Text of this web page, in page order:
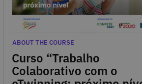
Curso “Trabalho
Colaborativo com o
April 19, 2021
Categories
ABOUT THE COURSE